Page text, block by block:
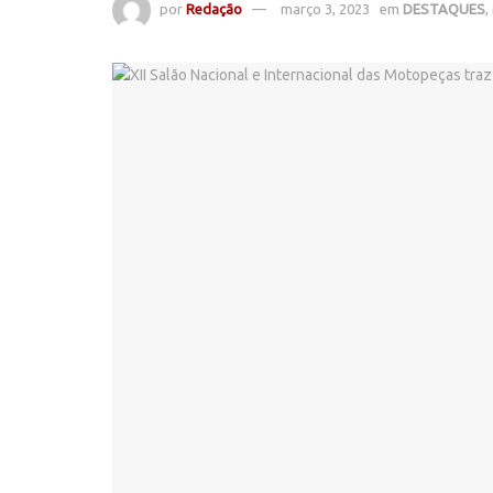
por Redação março 3, 2023 em DESTAQUES